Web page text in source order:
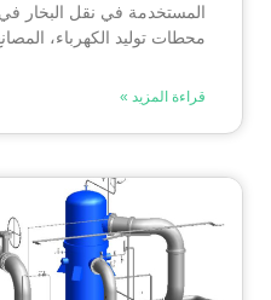
المستخدمة في نقل البخار في
محطات توليد الكهرباء،
قراءة المزيد »